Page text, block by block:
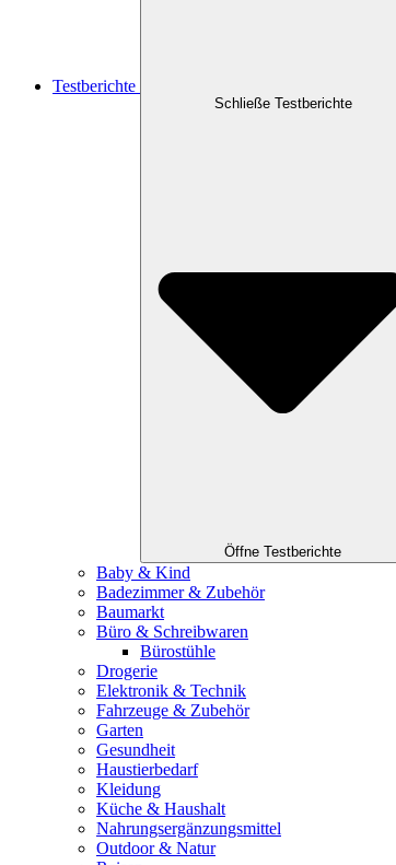
Testberichte
Schließe Testberichte
Öffne Testberichte
Baby & Kind
Badezimmer & Zubehör
Baumarkt
Büro & Schreibwaren
Bürostühle
Drogerie
Elektronik & Technik
Fahrzeuge & Zubehör
Garten
Gesundheit
Haustierbedarf
Kleidung
Küche & Haushalt
Nahrungsergänzungsmittel
Outdoor & Natur